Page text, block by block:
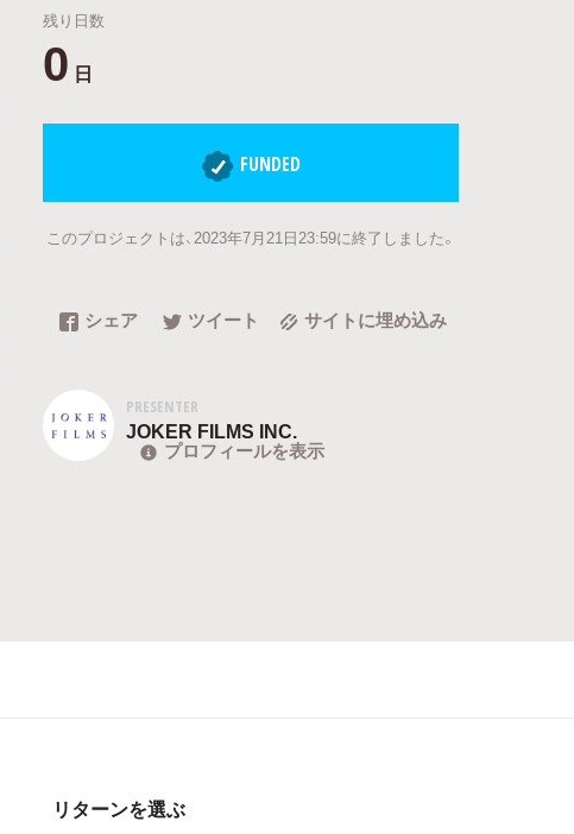
残り日数
0 日
FUNDED
このプロジェクトは、2023年7月21日23:59に終了しました。
シェア ツイート サイトに埋め込み
PRESENTER
JOKER FILMS INC.
プロフィールを表示
リターンを選ぶ